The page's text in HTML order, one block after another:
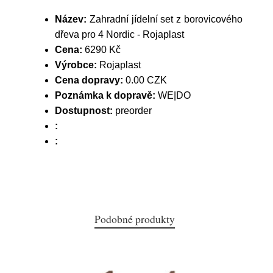
Název: Zahradní jídelní set z borovicového
dřeva pro 4 Nordic - Rojaplast
Cena: 6290 Kč
Výrobce: Rojaplast
Cena dopravy: 0.00 CZK
Poznámka k dopravě: WE|DO
Dostupnost: preorder
:
:
Podobné produkty